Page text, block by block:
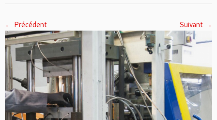
← Précédent Suivant →